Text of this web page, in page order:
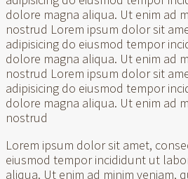
dolore magna aliqua. Ut enim ad
nostrud Lorem ipsum dolor sit
adipisicing do eiusmod tempor
dolore magna aliqua. Ut enim ad
nostrud Lorem ipsum dolor sit
adipisicing do eiusmod tempor
dolore magna aliqua. Ut enim ad
nostrud
Lorem ipsum dolor sit amet,
eiusmod tempor incididunt ut
aliqua. Ut enim ad minim veniam,